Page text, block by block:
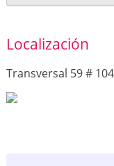
Localización
Transversal 59 #